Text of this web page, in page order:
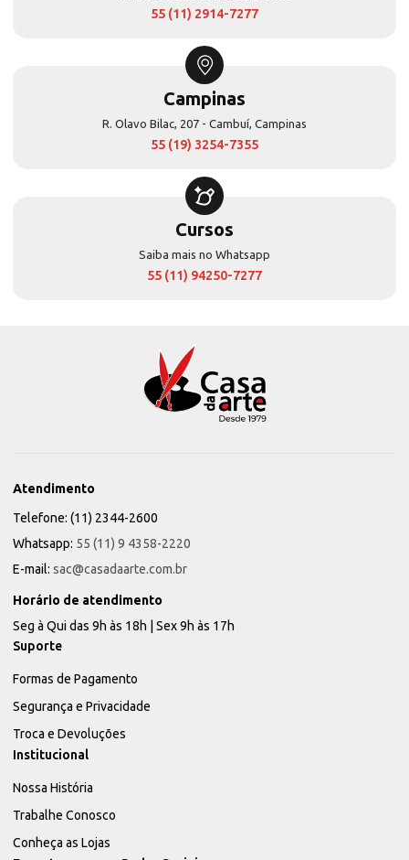
55 (11) 2914-7277
Campinas
R. Olavo Bilac, 207 - Cambuí, Campinas
55 (19) 3254-7355
Cursos
Saiba mais no Whatsapp
55 (11) 94250-7277
Atendimento
Telefone: (11) 2344-2600
Whatsapp: 55 (11) 9 4358-2220
E-mail: sac@casadaarte.com.br
Horário de atendimento
Seg à Qui das 9h às 18h | Sex 9h às 17h
Suporte
Formas de Pagamento
Segurança e Privacidade
Troca e Devoluções
Institucional
Nossa História
Trabalhe Conosco
Conheça as Lojas